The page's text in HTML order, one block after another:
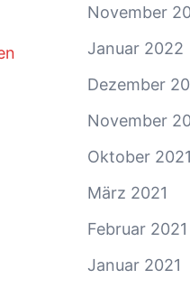
November
Januar 2022
Dezember
November
Oktober 2021
März 2021
Februar 2021
Januar 2021